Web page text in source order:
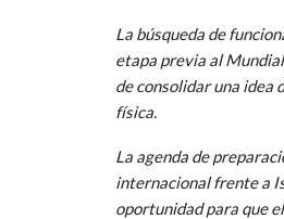
La búsqueda de
etapa previa al
de consolidar una idea
física.
La agenda de
internacional frente a
oportunidad para que